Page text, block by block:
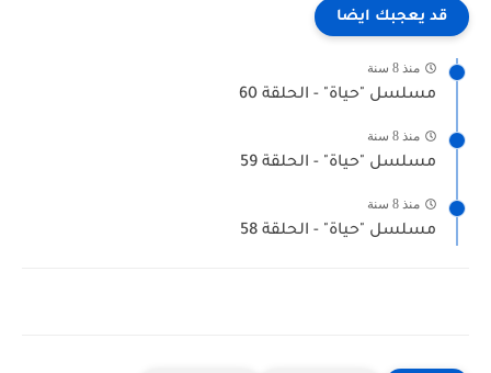
قد يعجبك ايضا
منذ 8 سنة
مسلسل "حياة" - الحلقة 60
منذ 8 سنة
مسلسل "حياة" - الحلقة 59
منذ 8 سنة
مسلسل "حياة" - الحلقة 58